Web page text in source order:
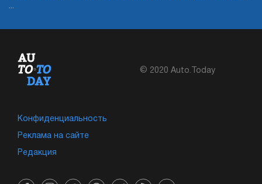
...
© 2020 Auto.Today
Конфиденциальность
Реклама на сайте
Редакция